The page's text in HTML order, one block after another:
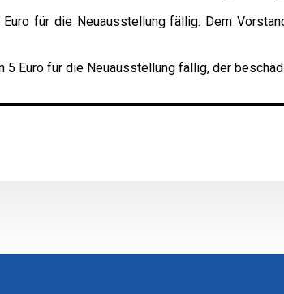
für die Neuausstellung fällig. Dem
Euro für die Neuausstellung fällig, der